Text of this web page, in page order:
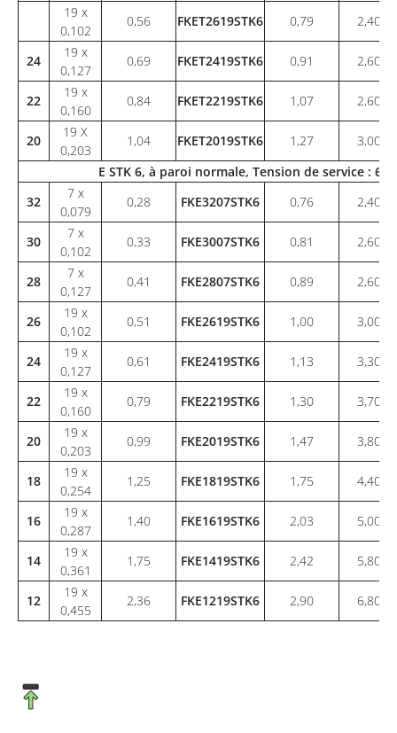
19 x
0,102
0,56 FKET2619STK6 0,79 2,40
24
19 x
0,127
0,69 FKET2419STK6 0,91 2,60
22
19 x
0,160
0,84 FKET2219STK6 1,07 2,60
20
19 X
0,203
1,04 FKET2019STK6 1,27
3,00
E STK 6, à paroi normale, Tension de service :
32
7 x
0,079
0,28 FKE3207STK6 0,76 2,40
30
7 x
0,102
0,33 FKE3007STK6 0,81 2,60
28
7 x
0,127
0,41 FKE2807STK6 0,89 2,60
26
19 x
0,102
0,51 FKE2619STK6 1,00 3,00
24
19 x
0,127
0,61 FKE2419STK6 1,13 3,30
22
19 x
0,160
0,79 FKE2219STK6 1,30 3,70
20
19 x
0,203
0,99 FKE2019STK6 1,47 3,80
18
19 x
0,254
1,25 FKE1819STK6 1,75 4,40
16
19 x
0,287
1,40 FKE1619STK6 2,03 5,00
14
19 x
0,361
1,75 FKE1419STK6 2,42 5,80
12
19 x
0,455
2,36 FKE1219STK6 2,90 6,80